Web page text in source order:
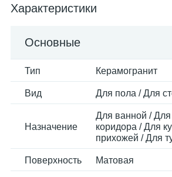
Характеристики
Основные
Тип Керамогранит
Вид Для пола / Для
Назначение
Для ванной / Для
коридора / Для
прихожей / Для
Поверхность Матовая